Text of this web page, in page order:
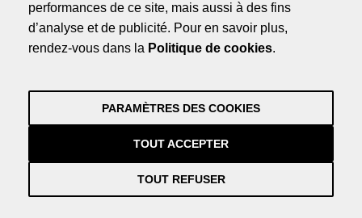
Politique de Confidentialité
Politique de Confidentialité
performances de ce site, mais aussi à des fins
d’analyse et de publicité. Pour en savoir plus,
rendez-vous dans la Politique de cookies.
PARAMÈTRES DES COOKIES
TOUT REFUSER
TOUT ACCEPTER